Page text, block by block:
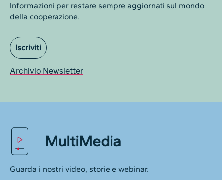
Informazioni per restare sempre aggiornati sul mondo
della cooperazione.
Iscriviti
Archivio Newsletter
MultiMedia
Guarda i nostri video, storie e webinar.